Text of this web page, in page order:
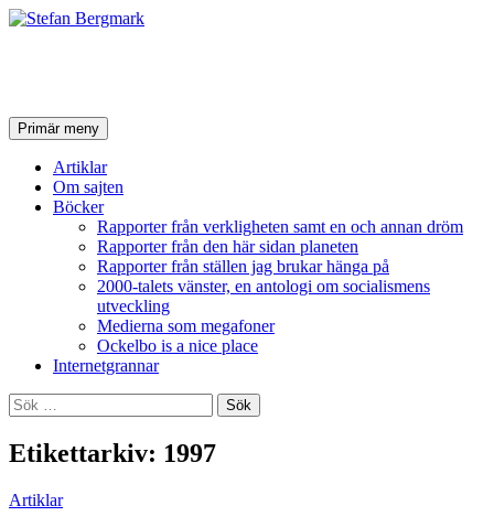
SökPrimär meny Hoppa
till
innehåll
Artiklar
Om sajten
Böcker
Rapporter från verkligheten samt en och annan dröm
Rapporter från den här sidan planeten
Rapporter från ställen jag brukar hänga på
2000-talets vänster, en antologi om socialismens
utveckling
Medierna som megafoner
Ockelbo is a nice place
Internetgrannar
Sök
efter:
Etikettarkiv: 1997
Artiklar